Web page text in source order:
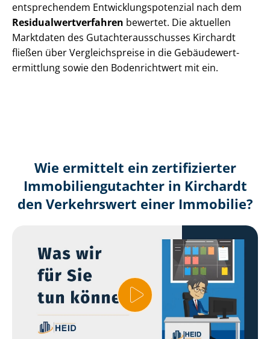
entsprechendem Ent­wick­lungs­po­ten­zi­al nach dem
Re­si­du­al­wert­ver­fah­ren bewertet. Die aktuellen
Marktdaten des Gut­ach­ter­aus­schus­ses Kirchardt
fließen über Ver­gleichs­prei­se in die Ge­bäu­de­wert­
ermitt­lung sowie den Bodenrichtwert mit ein.
Wie ermittelt ein zertifizierter
Immobilien­gutachter in Kirchardt
den Verkehrswert einer Immobilie?